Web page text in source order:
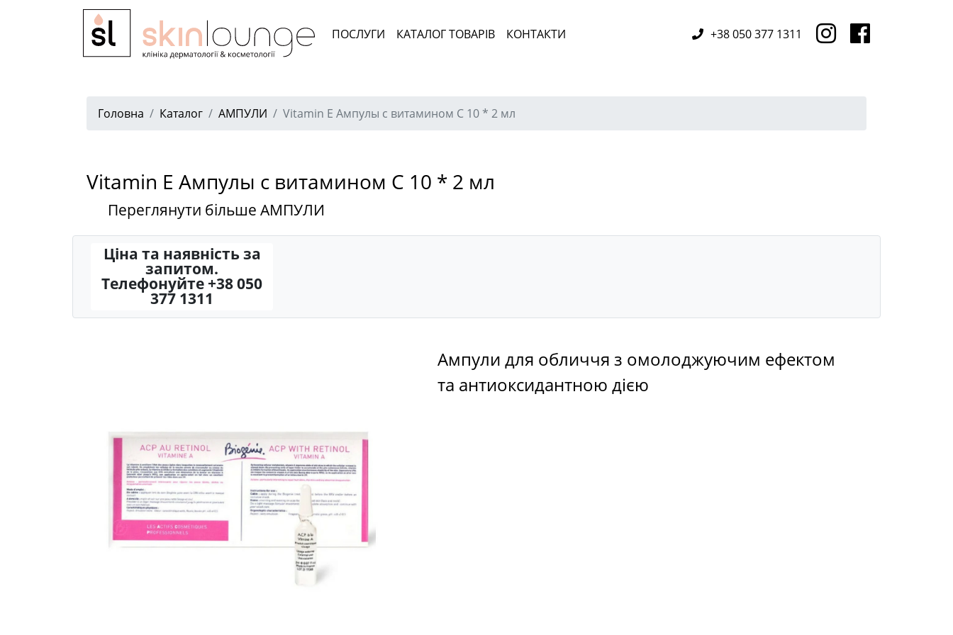
ПОСЛУГИ КАТАЛОГ ТОВАРІВ КОНТАКТИ +38 050 377 1311
Головна Каталог АМПУЛИ Vitamin E Ампулы с витамином С 10 * 2 мл
Vitamin E Ампулы с витамином С 10 * 2 мл
Переглянути більше АМПУЛИ
Ціна та наявність за
запитом.
Телефонуйте +38 050
377 1311
Ампули для обличчя з омолоджуючим ефектом
та антиоксидантною дією